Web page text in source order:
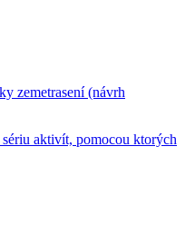
zemetrasení (návrh
aktivít, pomocou ktorých